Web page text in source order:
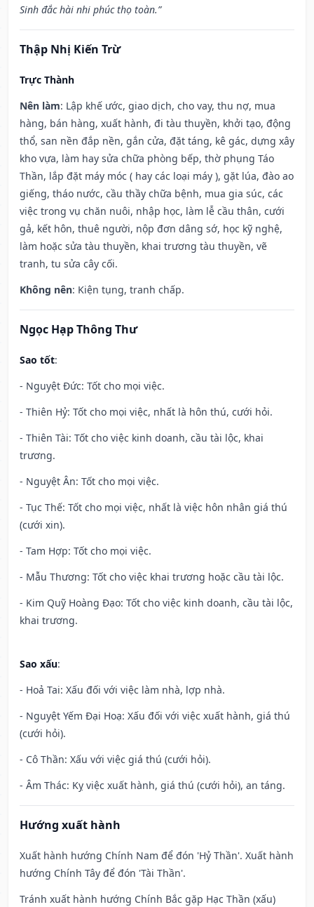
Sinh đắc hài nhi phúc thọ toàn.”
Thập Nhị Kiến Trừ
Trực Thành
Nên làm: Lập khế ước, giao dịch, cho vay, thu nợ, mua
hàng, bán hàng, xuất hành, đi tàu thuyền, khởi tạo, động
thổ, san nền đắp nền, gắn cửa, đặt táng, kê gác, dựng xây
kho vựa, làm hay sửa chữa phòng bếp, thờ phụng Táo
Thần, lắp đặt máy móc ( hay các loại máy ), gặt lúa, đào ao
giếng, tháo nước, cầu thầy chữa bệnh, mua gia súc, các
việc trong vụ chăn nuôi, nhập học, làm lễ cầu thân, cưới
gả, kết hôn, thuê người, nộp đơn dâng sớ, học kỹ nghệ,
làm hoặc sửa tàu thuyền, khai trương tàu thuyền, vẽ
tranh, tu sửa cây cối.
Không nên: Kiện tụng, tranh chấp.
Ngọc Hạp Thông Thư
Sao tốt:
- Nguyệt Đức: Tốt cho mọi việc.
- Thiên Hỷ: Tốt cho mọi việc, nhất là hôn thú, cưới hỏi.
- Thiên Tài: Tốt cho việc kinh doanh, cầu tài lộc, khai
trương.
- Nguyệt Ân: Tốt cho mọi việc.
- Tục Thế: Tốt cho mọi việc, nhất là việc hôn nhân giá thú
(cưới xin).
- Tam Hợp: Tốt cho mọi việc.
- Mẫu Thương: Tốt cho việc khai trương hoặc cầu tài lộc.
- Kim Quỹ Hoàng Đạo: Tốt cho việc kinh doanh, cầu tài lộc,
khai trương.
Sao xấu:
- Hoả Tai: Xấu đối với việc làm nhà, lợp nhà.
- Nguyệt Yếm Đại Hoạ: Xấu đối với việc xuất hành, giá thú
(cưới hỏi).
- Cô Thần: Xấu với việc giá thú (cưới hỏi).
- Âm Thác: Kỵ việc xuất hành, giá thú (cưới hỏi), an táng.
Hướng xuất hành
Xuất hành hướng Chính Nam để đón 'Hỷ Thần'. Xuất hành
hướng Chính Tây để đón 'Tài Thần'.
Tránh xuất hành hướng Chính Bắc gặp Hạc Thần (xấu)